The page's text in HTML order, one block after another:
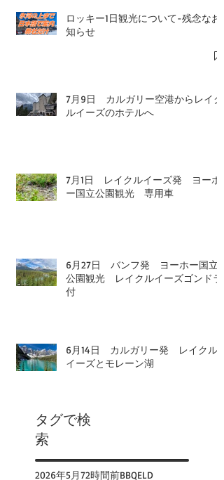
ロッキー1日観光について-残念なお
知らせ
7月9日 カルガリー空港からレイク
ルイーズのホテルへ
7月1日 レイクルイーズ発 ヨーホ
ー国立公園観光 専用車
6月27日 バンフ発 ヨーホー国立
公園観光 レイクルイーズゴンドラ
付
6月14日 カルガリー発 レイクル
イーズとモレーン湖
タグで検
索
2026年5月72時間前BBQELD